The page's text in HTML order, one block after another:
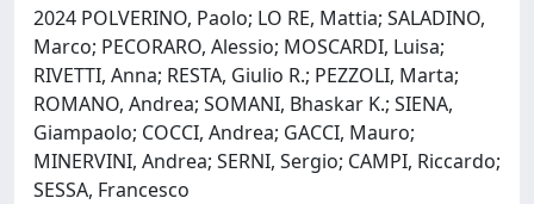
2024 POLVERINO, Paolo; LO RE, Mattia; SALADINO,
Marco; PECORARO, Alessio; MOSCARDI, Luisa;
RIVETTI, Anna; RESTA, Giulio R.; PEZZOLI, Marta;
ROMANO, Andrea; SOMANI, Bhaskar K.; SIENA,
Giampaolo; COCCI, Andrea; GACCI, Mauro;
MINERVINI, Andrea; SERNI, Sergio; CAMPI, Riccardo;
SESSA, Francesco